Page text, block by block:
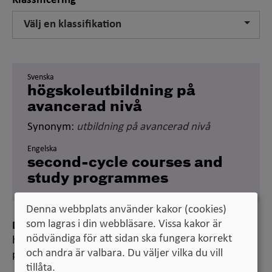
Välj en klassifikation
Svenska
högskoleutbildning på
avancerad nivå
Synonym: utbildning på avancerad nivå
Engelska
second-cycle courses and
study programmes
Definition
högskoleutbildning på en fördjupad nivå som bygger
på högskoleutbildning på grundnivå
Denna webbplats använder kakor (cookies)
som lagras i din webbläsare. Vissa kakor är
nödvändiga för att sidan ska fungera korrekt
och andra är valbara. Du väljer vilka du vill
tillåta.